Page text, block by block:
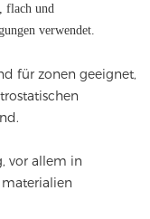
flach und
verwendet.
für zonen geeignet,
vor allem in